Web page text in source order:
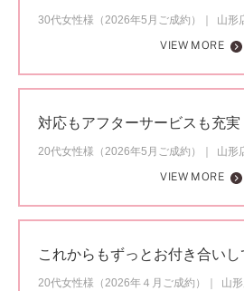
30代女性様（2026年5月ご成約）
山形
VIEW MORE
対応もアフターサービスも充実
20代女性様（2026年5月ご成約）
山形
VIEW MORE
これからもずっとお付き合い
20代女性様（2026年４月ご成約）
山